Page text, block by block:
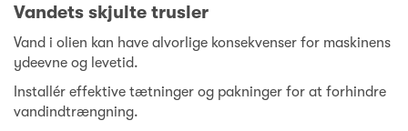
Vandets skjulte trusler
Vand i olien kan have alvorlige konsekvenser for maskinens
ydeevne og levetid.
Installér effektive tætninger og pakninger for at forhindre
vandindtrængning.